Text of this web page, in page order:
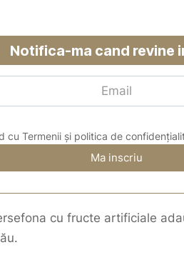
Notifica-ma cand revine
cu Termenii și politica de
cu fructe artificiale